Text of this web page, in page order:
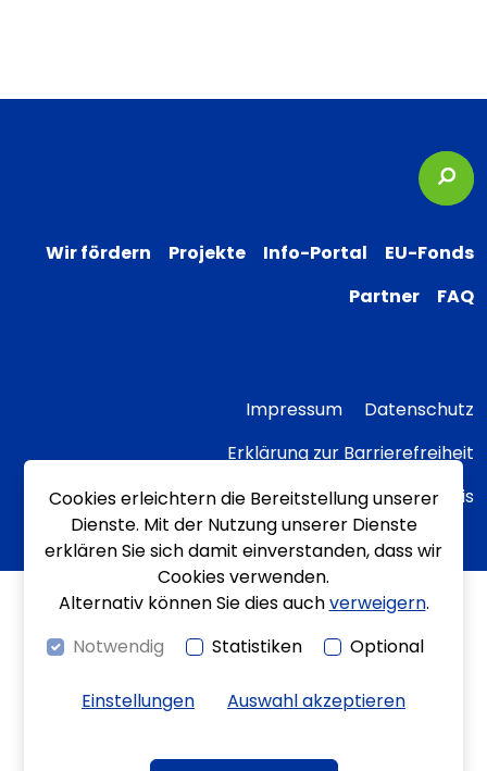
Wir fördern Projekte Info-Portal
EU-Fonds
Partner
FAQ
Impressum
Datenschutz
Erklärung zur Barrierefreiheit
Transparenzhinweis
Cookies erleichtern die Bereitstellung unserer
Dienste. Mit der Nutzung unserer Dienste
erklären Sie sich damit einverstanden, dass wir
Cookies verwenden.
Alternativ können Sie dies auchverweigern.
Notwendig
Statistiken Optional
Einstellungen Auswahl akzeptieren